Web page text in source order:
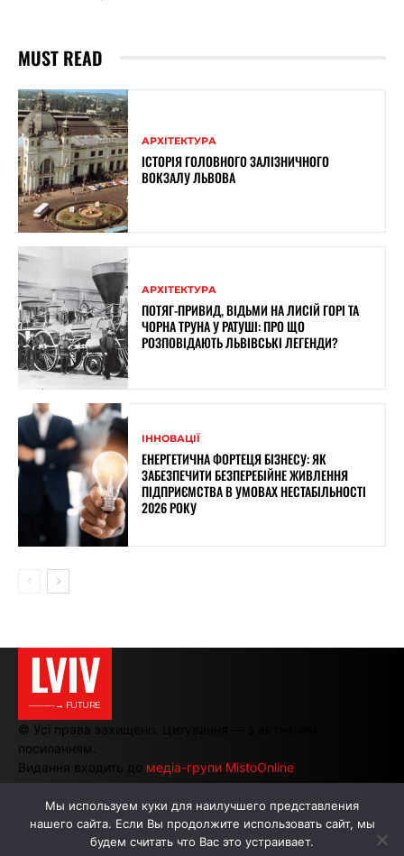
MUST READ
АРХІТЕКТУРА
ІСТОРІЯ ГОЛОВНОГО ЗАЛІЗНИЧНОГО
ВОКЗАЛУ ЛЬВОВА
АРХІТЕКТУРА
ПОТЯГ-ПРИВИД, ВІДЬМИ НА ЛИСІЙ ГОРІ ТА
ЧОРНА ТРУНА У РАТУШІ: ПРО ЩО
РОЗПОВІДАЮТЬ ЛЬВІВСЬКІ ЛЕГЕНДИ?
ІННОВАЦІЇ
ЕНЕРГЕТИЧНА ФОРТЕЦЯ БІЗНЕСУ: ЯК
ЗАБЕЗПЕЧИТИ БЕЗПЕРЕБІЙНЕ ЖИВЛЕННЯ
ПІДПРИЄМСТВА В УМОВАХ НЕСТАБІЛЬНОСТІ
2026 РОКУ
LVIV
———→ FUTURE
© Усі права захищено. Цитування — з активним
посиланням.
Видання входить до медіа-групи MistoOnline
АВТОРИ РЕКЛАМА НА САЙТІ
Мы используем куки для наилучшего представления
нашего сайта. Если Вы продолжите использовать сайт, мы
будем считать что Вас это устраивает.